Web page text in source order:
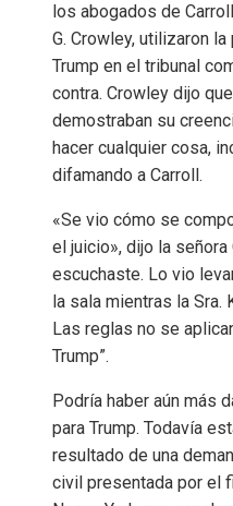
los abogados de
G. Crowley, utilizaron
Trump en el tribunal
contra. Crowley dijo
demostraban su
hacer cualquier cosa,
difamando a Carroll.
«Se vio cómo se
el juicio», dijo la señora
escuchaste. Lo vio
la sala mientras la Sra.
Las reglas no se
Trump”.
Podría haber aún más
para Trump. Todavía
resultado de una
civil presentada por el